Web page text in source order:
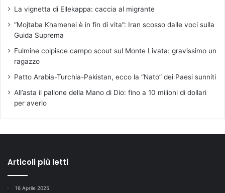
La vignetta di Ellekappa: caccia al migrante
“Mojtaba Khamenei è in fin di vita”: Iran scosso dalle voci sulla
Guida Suprema
Fulmine colpisce campo scout sul Monte Livata: gravissimo un
ragazzo
Patto Arabia-Turchia-Pakistan, ecco la “Nato” dei Paesi sunniti
All’asta il pallone della Mano di Dio: fino a 10 milioni di dollari
per averlo
Articoli più letti
16 Aprile 2025